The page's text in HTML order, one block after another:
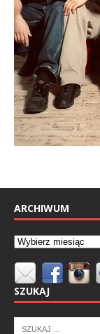
ARCHIWUM
SZUKAJ